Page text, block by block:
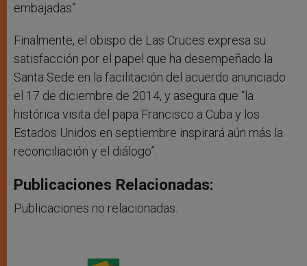
embajadas”.
Finalmente, el obispo de Las Cruces expresa su
satisfacción por el papel que ha desempeñado la
Santa Sede en la facilitación del acuerdo anunciado
el 17 de diciembre de 2014, y asegura que “la
histórica visita del papa Francisco a Cuba y los
Estados Unidos en septiembre inspirará aún más la
reconciliación y el diálogo”.
Publicaciones Relacionadas:
Publicaciones no relacionadas.